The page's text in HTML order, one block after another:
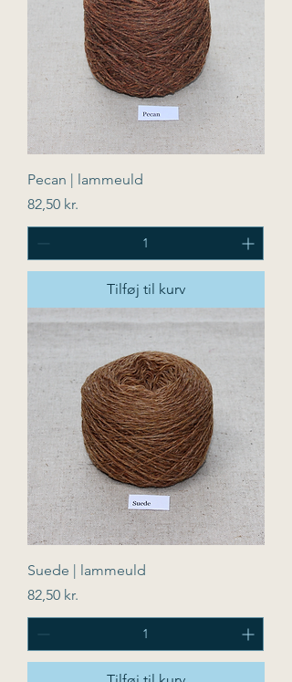
Pecan | lammeuld
Pris
82,50 kr.
Tilføj til kurv
Suede | lammeuld
Pris
82,50 kr.